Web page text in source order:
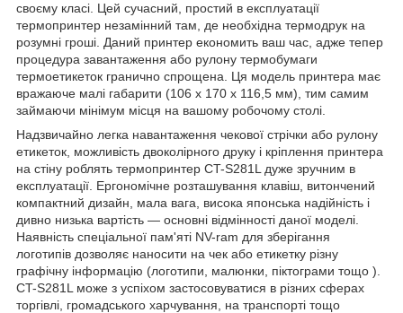
своєму класі. Цей сучасний, простий в експлуатації
термопринтер незамінний там, де необхідна термодрук на
розумні гроші. Даний принтер економить ваш час, адже тепер
процедура завантаження або рулону термобумаги
термоетикеток гранично спрощена. Ця модель принтера має
вражаюче малі габарити (106 х 170 х 116,5 мм), тим самим
займаючи мінімум місця на вашому робочому столі.
Надзвичайно легка навантаження чекової стрічки або рулону
етикеток, можливість двоколірного друку і кріплення принтера
на стіну роблять термопринтер CT-S281L дуже зручним в
експлуатації. Ергономічне розташування клавіш, витончений
компактний дизайн, мала вага, висока японська надійність і
дивно низька вартість — основні відмінності даної моделі.
Наявність спеціальної пам'яті NV-ram для зберігання
логотипів дозволяє наносити на чек або етикетку різну
графічну інформацію (логотипи, малюнки, піктограми тощо ).
CT-S281L може з успіхом застосовуватися в різних сферах
торгівлі, громадського харчування, на транспорті тощо